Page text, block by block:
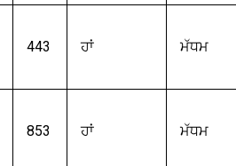
443 ਹਾਂ ਮੱਧਮ
853 ਹਾਂ ਮੱਧਮ